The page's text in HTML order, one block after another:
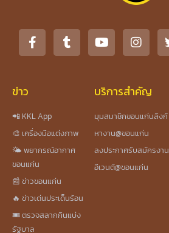
ข่าว
📲 KKL App
🎨 เครื่องมือแต่งภาพ
🌤️ พยากรณ์อากาศ
ขอนแก่น
📰 ข่าวขอนแก่น
🔥 ข่าวเด่นประเด็นร้อน
🎟️ ตรวจสลากกินแบ่ง
รัฐบาล
บริการสำคัญ
มุมสมาชิกขอนแก่นลิงก์
หางาน@ขอนแก่น
ลงประกาศรับสมัครงาน
อีเวนต์@ขอนแก่น